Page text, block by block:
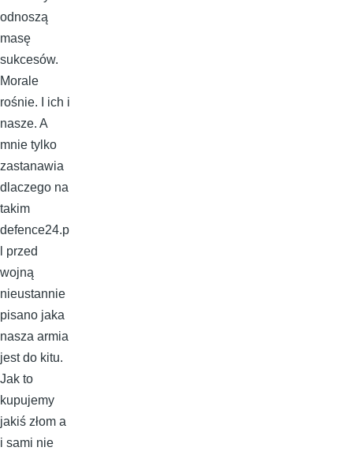
odnoszą
masę
sukcesów.
Morale
rośnie. I ich i
nasze. A
mnie tylko
zastanawia
dlaczego na
takim
defence24.p
l przed
wojną
nieustannie
pisano jaka
nasza armia
jest do kitu.
Jak to
kupujemy
jakiś złom a
i sami nie